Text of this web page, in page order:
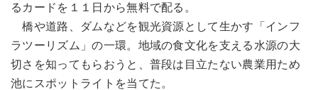
るカードを１１日から無料で配る。
橋や道路、ダムなどを観光資源として生かす「インフ
ラツーリズム」の一環。地域の食文化を支える水源の大
切さを知ってもらおうと、普段は目立たない農業用ため
池にスポットライトを当てた。